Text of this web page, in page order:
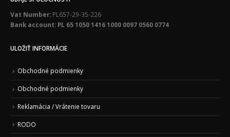
Vat Number: PL657-29-35-226
Bank account: PL 65 1050 1416 1000 0097 0560 0774
ULOŽIŤ INFORMÁCIE
Obchodné podmienky
Obchodné podmienky
Reklamácia / Vrátenie tovaru
RODO